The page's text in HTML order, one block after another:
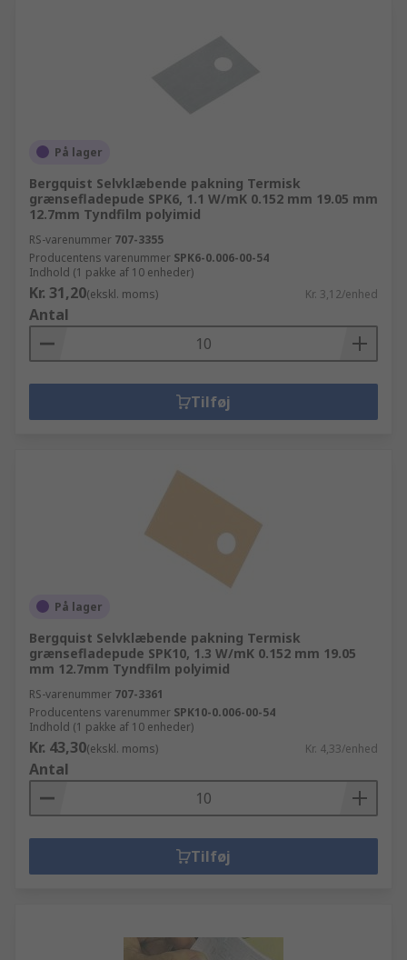
På lager
Bergquist Selvklæbende pakning Termisk
grænsefladepude SPK6, 1.1 W/mK 0.152 mm 19.05 mm
12.7mm Tyndfilm polyimid
RS-varenummer 707-3355
Producentens varenummer SPK6-0.006-00-54
Indhold (1 pakke af 10 enheder)
Kr. 31,20(ekskl. moms) Kr. 3,12/enhed
Antal
Tilføj
På lager
Bergquist Selvklæbende pakning Termisk
grænsefladepude SPK10, 1.3 W/mK 0.152 mm 19.05
mm 12.7mm Tyndfilm polyimid
RS-varenummer 707-3361
Producentens varenummer SPK10-0.006-00-54
Indhold (1 pakke af 10 enheder)
Kr. 43,30(ekskl. moms) Kr. 4,33/enhed
Antal
Tilføj